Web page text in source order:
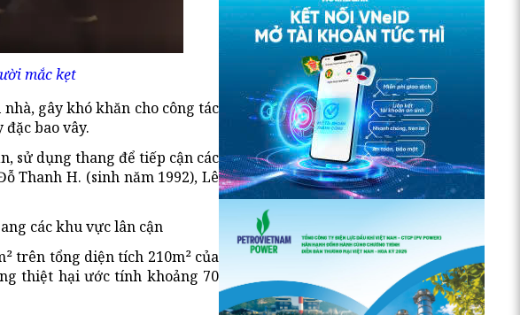
mắc kẹt
gây khó khăn cho công tác
bao vây.
sử dụng thang để tiếp cận các
Thanh H. (sinh năm 1992), Lê
các khu vực lân cận
trên tổng diện tích 210m² của
thiệt hại ước tính khoảng 70